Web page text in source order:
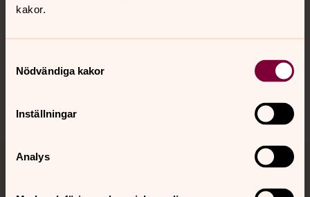
kakor.
Nödvändiga kakor
Inställningar
Analys
Hitta snabbt
Sociala kanaler